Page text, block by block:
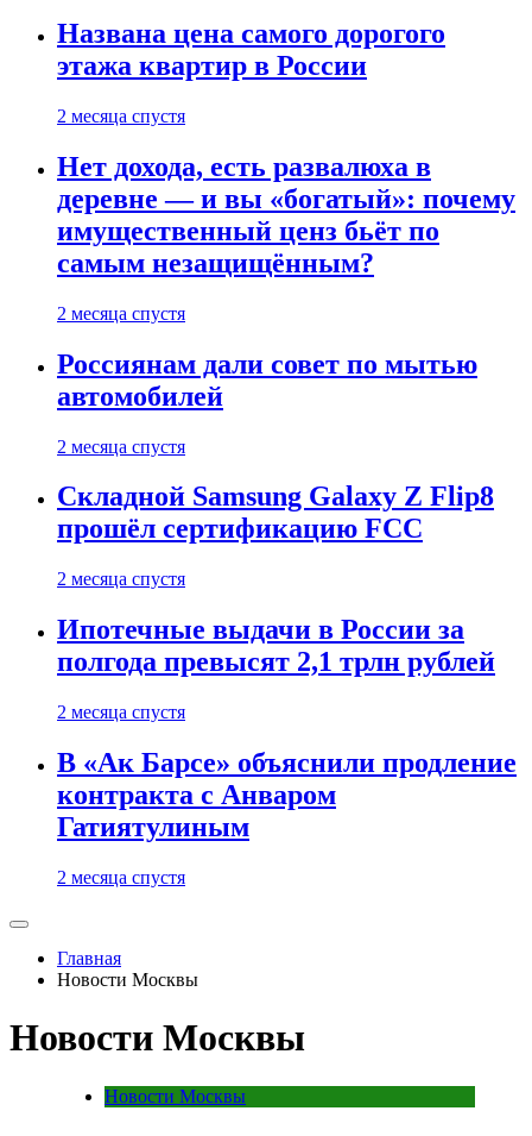
Названа цена самого дорогого
этажа квартир в России
2 месяца спустя
Нет дохода, есть развалюха в
деревне — и вы «богатый»: почему
имущественный ценз бьёт по
самым незащищённым?
2 месяца спустя
Россиянам дали совет по мытью
автомобилей
2 месяца спустя
Складной Samsung Galaxy Z Flip8
прошёл сертификацию FCC
2 месяца спустя
Ипотечные выдачи в России за
полгода превысят 2,1 трлн рублей
2 месяца спустя
В «Ак Барсе» объяснили продление
контракта с Анваром
Гатиятулиным
2 месяца спустя
Главная
Новости Москвы
Новости Москвы
Новости Москвы